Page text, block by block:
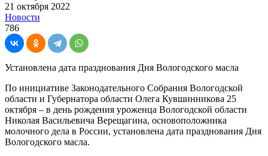
21 октября 2022
Новости
786
Установлена дата празднования Дня Вологодского масла
По инициативе Законодательного Собрания Вологодской
области и Губернатора области Олега Кувшинникова 25
октября – в день рождения уроженца Вологодской области
Николая Васильевича Верещагина, основоположника
молочного дела в России, установлена дата празднования Дня
Вологодского масла.